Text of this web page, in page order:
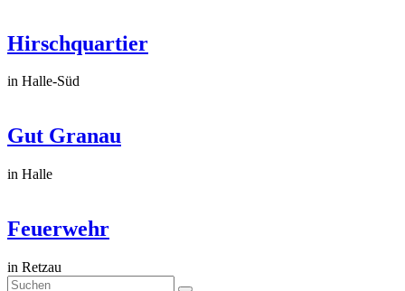
Hirschquartier
in Halle-Süd
Gut Granau
in Halle
Feuerwehr
in Retzau